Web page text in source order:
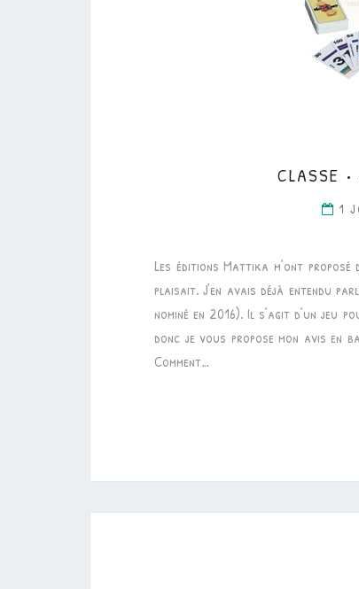
CLASSE
1
Les éditions Mattika m’ont
plaisait. J’en avais déjà entendu
nominé en 2016). Il s’agit d’un jeu
donc je vous propose mon avis en
Comment…